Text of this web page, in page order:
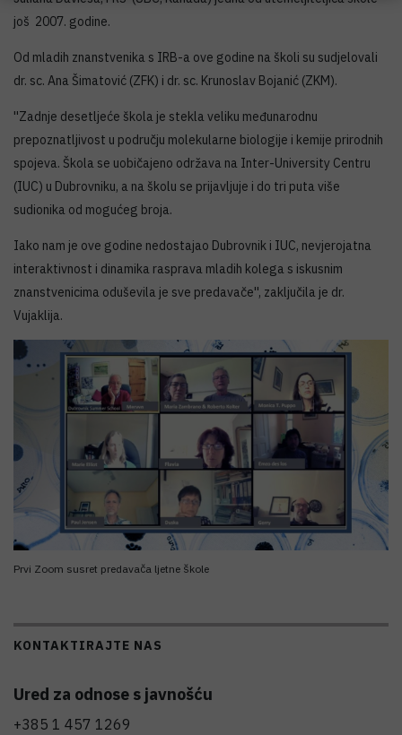
još 2007. godine.
Od mladih znanstvenika s IRB-a ove godine na školi su sudjelovali
dr. sc. Ana Šimatović (ZFK) i dr. sc. Krunoslav Bojanić (ZKM).
''Zadnje desetljeće škola je stekla veliku međunarodnu
prepoznatljivost u području molekularne biologije i kemije prirodnih
spojeva. Škola se uobičajeno održava na Inter-University Centru
(IUC) u Dubrovniku, a na školu se prijavljuje i do tri puta više
sudionika od mogućeg broja.
Iako nam je ove godine nedostajao Dubrovnik i IUC, nevjerojatna
interaktivnost i dinamika rasprava mladih kolega s iskusnim
znanstvenicima oduševila je sve predavače'', zaključila je dr.
Vujaklija.
Prvi Zoom susret predavača ljetne škole
KONTAKTIRAJTE NAS
Ured za odnose s javnošću
+385 1 457 1269